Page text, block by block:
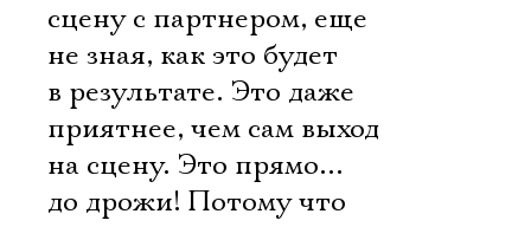
сцену с партнером, еще
не зная, как это будет
в результате. Это даже
приятнее, чем сам выход
на сцену. Это прямо…
до дрожи! Потому что